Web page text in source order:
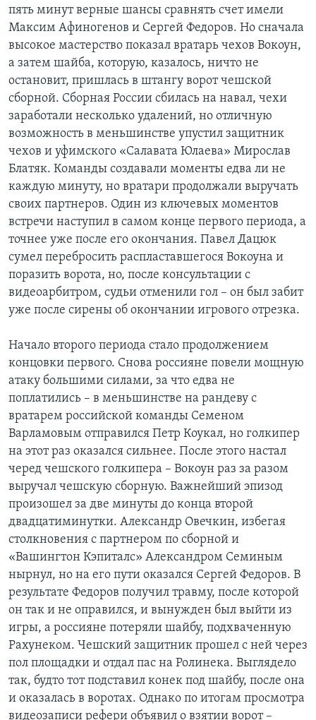
пять минут верные шансы сравнять счет имели
Максим Афиногенов и Сергей Федоров. Но сначала
высокое мастерство показал вратарь чехов Вокоун,
а затем шайба, которую, казалось, ничто не
остановит, пришлась в штангу ворот чешской
сборной. Сборная России сбилась на навал, чехи
заработали несколько удалений, но отличную
возможность в меньшинстве упустил защитник
чехов и уфимского «Салавата Юлаева» Мирослав
Блатяк. Команды создавали моменты едва ли не
каждую минуту, но вратари продолжали выручать
своих партнеров. Один из ключевых моментов
встречи наступил в самом конце первого периода, а
точнее уже после его окончания. Павел Дацюк
сумел перебросить распластавшегося Вокоуна и
поразить ворота, но, после консультации с
видеоарбитром, судьи отменили гол – он был забит
уже после сирены об окончании игрового отрезка.
Начало второго периода стало продолжением
концовки первого. Снова россияне повели мощную
атаку большими силами, за что едва не
поплатились – в меньшинстве на рандеву с
вратарем российской команды Семеном
Варламовым отправился Петр Коукал, но голкипер
на этот раз оказался сильнее. После этого настал
черед чешского голкипера – Вокоун раз за разом
выручал чешскую сборную. Важнейший эпизод
произошел за две минуты до конца второй
двадцатиминутки. Александр Овечкин, избегая
столкновения с партнером по сборной и
«Вашингтон Кэпиталс» Александром Семиным
нырнул, но на его пути оказался Сергей Федоров. В
результате Федоров получил травму, после которой
он так и не оправился, и вынужден был выйти из
игры, а россияне потеряли шайбу, подхваченную
Рахунеком. Чешский защитник прошел с ней через
пол площадки и отдал пас на Ролинека. Выглядело
так, будто тот подставил конек под шайбу, после она
и оказалась в воротах. Однако по итогам просмотра
видеозаписи рефери объявил о взятии ворот –